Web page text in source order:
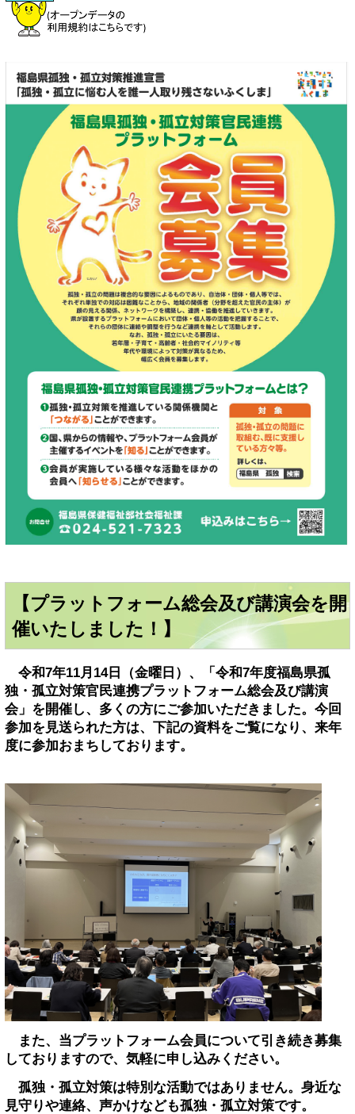
【プラットフォーム総会及び講演会を開
催いたしました！】
令和7年11月14日（金曜日）、「令和7年度福島県孤
独・孤立対策官民連携プラットフォーム総会及び講演
会」を開催し、多くの方にご参加いただきました。今回
参加を見送られた方は、下記の資料をご覧になり、来年
度に参加おまちしております。
また、当プラットフォーム会員について引き続き募集
しておりますので、気軽に申し込みください。
孤独・孤立対策は特別な活動ではありません。身近な
見守りや連絡、声かけなども孤独・孤立対策です。